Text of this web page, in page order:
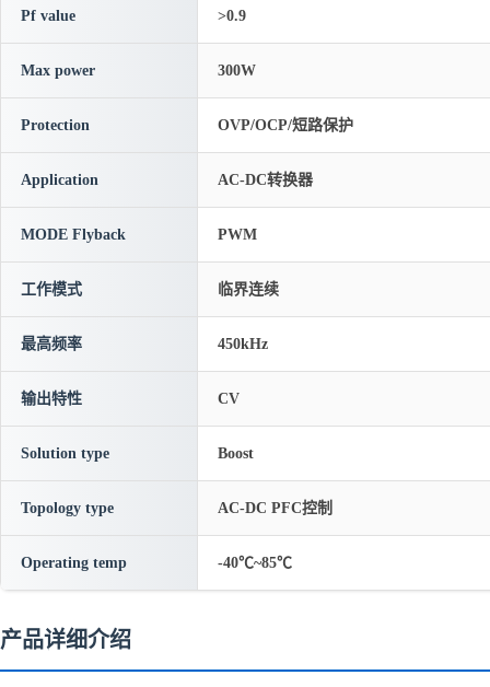
Pf value >0.9
Max power 300W
Protection OVP/OCP/短路保护
Application AC-DC转换器
MODE Flyback PWM
工作模式 临界连续
最高频率 450kHz
输出特性 CV
Solution type Boost
Topology type AC-DC PFC控制
Operating temp -40℃~85℃
产品详细介绍